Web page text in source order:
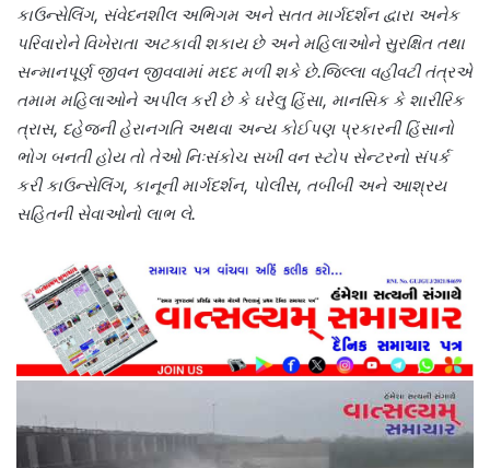
કાઉન્સેલિંગ, સંવેદનશીલ અભિગમ અને સતત માર્ગદર્શન દ્વારા અનેક
પરિવારોને વિખેરાતા અટકાવી શકાય છે અને મહિલાઓને સુરક્ષિત તથા
સન્માનપૂર્ણ જીવન જીવવામાં મદદ મળી શકે છે.જિલ્લા વહીવટી તંત્રએ
તમામ મહિલાઓને અપીલ કરી છે કે ઘરેલુ હિંસા, માનસિક કે શારીરિક
ત્રાસ, દહેજની હેરાનગતિ અથવા અન્ય કોઈપણ પ્રકારની હિંસાનો
ભોગ બનતી હોય તો તેઓ નિઃસંકોચ સખી વન સ્ટોપ સેન્ટરનો સંપર્ક
કરી કાઉન્સેલિંગ, કાનૂની માર્ગદર્શન, પોલીસ, તબીબી અને આશ્રય
સહિતની સેવાઓનો લાભ લે.